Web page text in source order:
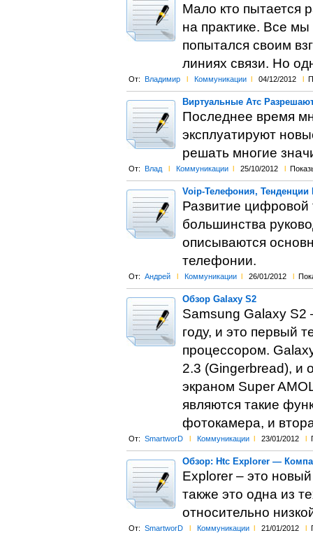
Мало кто пытается
на практике. Все
попытался своим
линиях связи. Но
От: Владимир l Коммуникации l 04/12/2012 l
Виртуальные Атс
Последнее время
эксплуатируют
решать многие
От: Влад l Коммуникации l 25/10/2012 l
Voip-Телефония, Тенденции
Развитие
большинства
описываются
телефонии.
От: Андрей l Коммуникации l 26/01/2012 l
Обзор Galaxy S2
Samsung Galaxy S2
году, и это первый
процессором.
2.3 (Gingerbread),
экраном Super
являются такие
фотокамера, и
От: SmartworD l Коммуникации l 23/01/2012 l
Обзор: Htc Explorer —
Explorer – это
также это одна из
относительно
От: SmartworD l Коммуникации l 21/01/2012 l